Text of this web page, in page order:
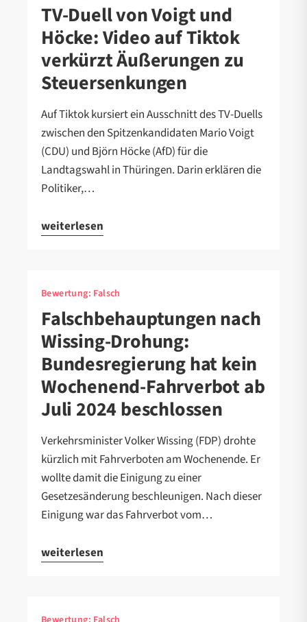
TV-Duell von Voigt und
Höcke: Video auf Tiktok
verkürzt Äußerungen zu
Steuersenkungen
Auf Tiktok kursiert ein Ausschnitt des TV-Duells
zwischen den Spitzenkandidaten Mario Voigt
(CDU) und Björn Höcke (AfD) für die
Landtagswahl in Thüringen. Darin erklären die
Politiker,…
weiterlesen
Bewertung: Falsch
Falschbehauptungen nach
Wissing-Drohung:
Bundesregierung hat kein
Wochenend-Fahrverbot ab
Juli 2024 beschlossen
Verkehrsminister Volker Wissing (FDP) drohte
kürzlich mit Fahrverboten am Wochenende. Er
wollte damit die Einigung zu einer
Gesetzesänderung beschleunigen. Nach dieser
Einigung war das Fahrverbot vom…
weiterlesen